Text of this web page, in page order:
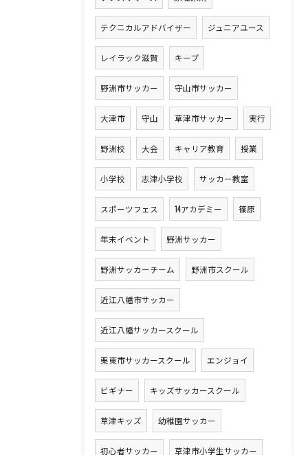
テクニカルアドバイザー ジュニアユース
レイラック滋賀 キープ
野洲市サッカー 守山市サッカー
大津市 守山 草津市サッカー 実行
野洲校 大会 キャリア教育 授業
小学校 志津小学校 サッカー教室
スポーツフェス 14アカデミー 篠原
年末イベント 野洲サッカー
野洲サッカーチーム 野洲市スクール
近江八幡市サッカー
近江八幡サッカースクール
栗東市サッカースクール エンジョイ
ビギナー キッズサッカースクール
草津キッズ 幼稚園サッカー
初心者サッカー 草津市小学生サッカー